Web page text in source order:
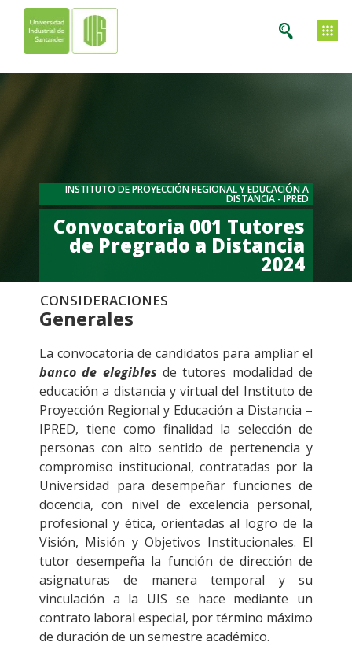
INSTITUTO DE PROYECCIÓN REGIONAL Y EDUCACIÓN A
DISTANCIA - IPRED​
Convocatoria 001 Tutores
de Pregrado a Distancia
2024
CONSIDERACIONES
Generales
La convocatoria de candidatos para ampliar el
banco de elegibles de tutores modalidad de
educación a distancia y virtual del Instituto de
Proyección Regional y Educación a Distancia –
IPRED, tiene como finalidad la selección de
personas con alto sentido de pertenencia y
compromiso institucional, contratadas por la
Universidad para desempeñar funciones de
docencia, con nivel de excelencia personal,
profesional y ética, orientadas al logro de la
Visión, Misión y Objetivos Institucionales. El
tutor desempeña la función de dirección de
asignaturas de manera temporal y su
vinculación a la UIS se hace mediante un
contrato laboral especial, por término máximo
de duración de un semestre académico.